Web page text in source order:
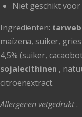
Niet geschikt
Ingrediënten:
maïzena, suiker,
4,5% (suiker,
sojalecithinen ,
citroenextract.
Allergenen vetgedrukt.